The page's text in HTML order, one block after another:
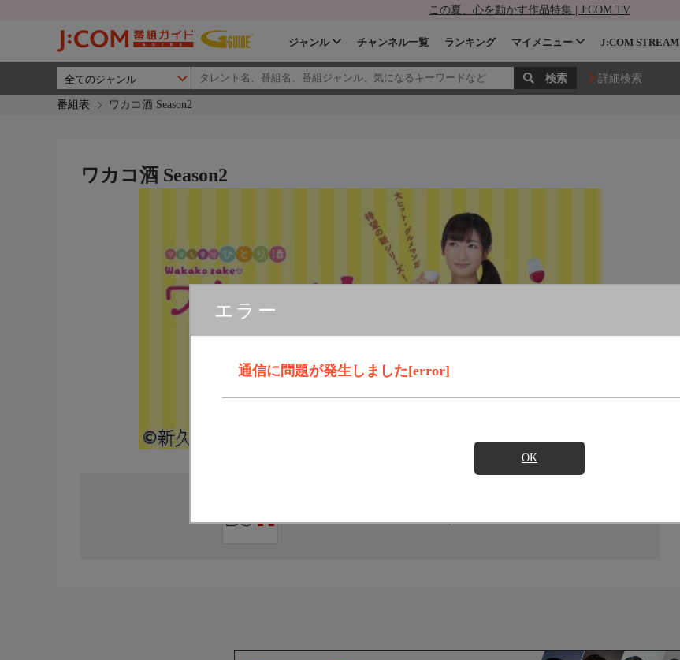
この夏、心を動かす作品特集 | J:COM TV
ジャンル チャンネル一覧 ランキング マイメニュー J:COM STREAM
詳細検索
番組表 ワカコ酒 Season2
エラー
通信に問題が発生しました[error]
OK
ワカコ酒 Season2